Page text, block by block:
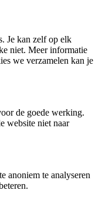
Je kan zelf op elk
niet. Meer informatie
we verzamelen kan je
de goede werking.
website niet naar
anoniem te analyseren